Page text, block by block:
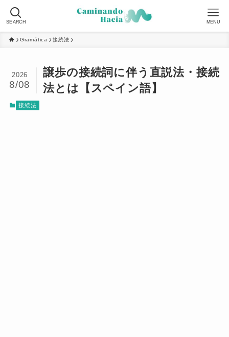
SEARCH MENU
Gramática 接続法
譲歩の接続詞に伴う直説法・接続
法とは【スペイン語】
2026
8/08
接続法